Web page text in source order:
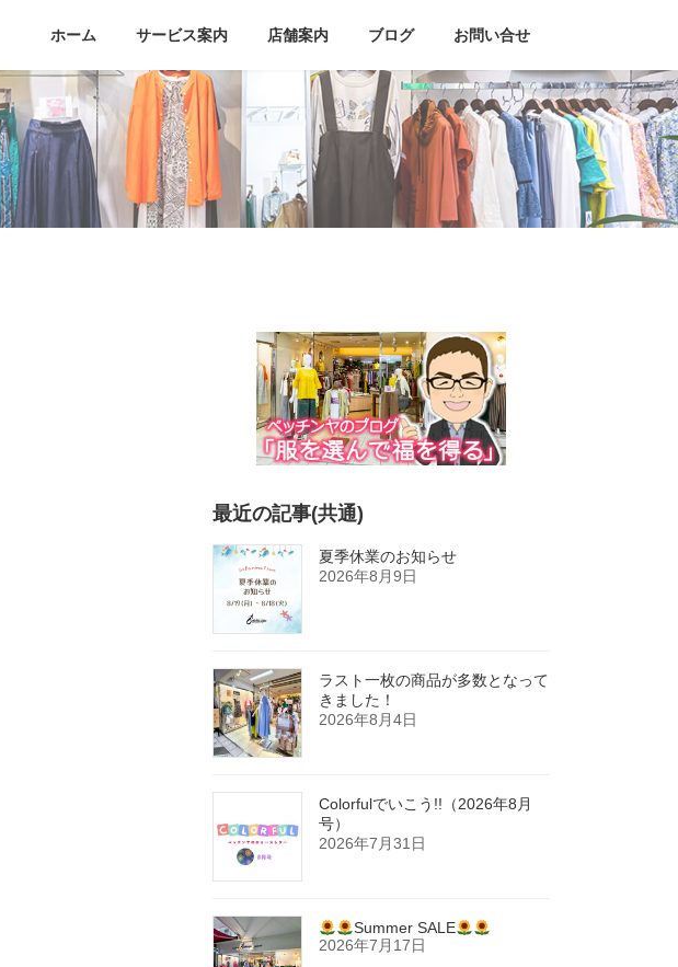
ホーム サービス案内 店舗案内 ブログ お問い合せ
最近の記事(共通)
夏季休業のお知らせ
2026年8月9日
ラスト一枚の商品が多数となって
きました！
2026年8月4日
Colorfulでいこう!!（2026年8月
号）
2026年7月31日
Summer SALE
2026年7月17日